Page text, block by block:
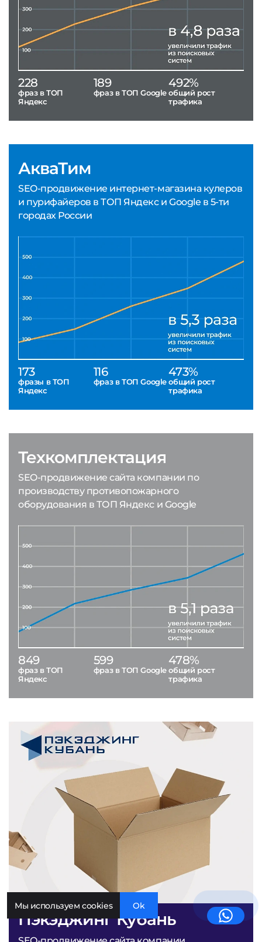
АкваТим
SEO-продвижение интернет-магазина кулеров
и пурифайеров в ТОП Яндекс и Google в 5-ти
городах России
173
фразы в ТОП
Яндекс
116
фраз в ТОП Google
473%
общий рост
трафика
Пэкэджинг Кубань
228
фраз в ТОП
Яндекс
189
фраз в ТОП Google
492%
общий рост
трафика
Техкомплектация
SEO-продвижение сайта компании по
производству противопожарного
оборудования в ТОП Яндекс и Google
849
фраз в ТОП
Яндекс
599
фраз в ТОП Google
478%
общий рост
трафика
Мы используем cookies Ok